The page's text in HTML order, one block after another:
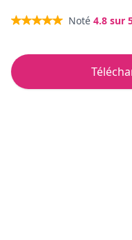
Noté 4.8 sur